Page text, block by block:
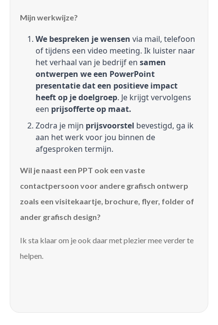
Mijn werkwijze?
We bespreken je wensen via mail, telefoon
of tijdens een video meeting. Ik luister naar
het verhaal van je bedrijf en samen
ontwerpen we een PowerPoint
presentatie dat een positieve impact
heeft op je doelgroep. Je krijgt vervolgens
een prijsofferte op maat.
Zodra je mijn prijsvoorstel bevestigd, ga ik
aan het werk voor jou binnen de
afgesproken termijn.
Wil je naast een PPT ook een vaste
contactpersoon voor andere grafisch ontwerp
zoals een visitekaartje, brochure, flyer, folder of
ander grafisch design?
Ik sta klaar om je ook daar met plezier mee verder te
helpen.